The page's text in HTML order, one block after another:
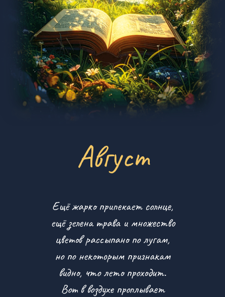
Август
Ещё жарко припекает солнце,
ещё зелена трава и множество
цветов рассыпано по лугам,
но по некоторым признакам
видно, что лето проходит.
Вот в воздухе проплывает